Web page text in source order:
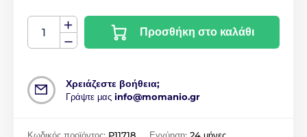
Προσθήκη στο καλάθι
Χρειάζεστε βοήθεια;
Γράψτε μας info@momanio.gr